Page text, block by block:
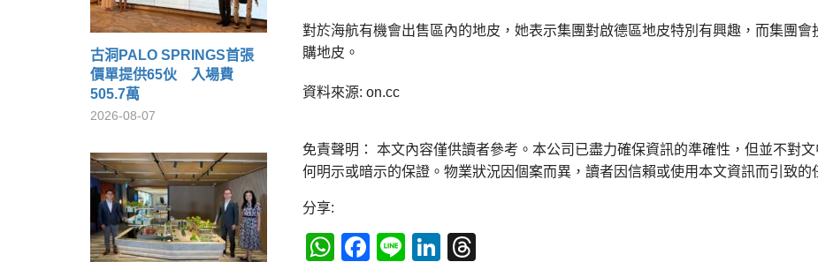
古洞PALO SPRINGS首張
價單提供65伙 入場費
505.7萬
2026-08-07
對於海航有機會出售區內的地皮，她表示集團對啟德區地皮特別有興趣，而集團
購地皮。
資料來源: on.cc
免責聲明： 本文內容僅供讀者參考。本公司已盡力確保資訊的準確性，但並不對
何明示或暗示的保證。物業狀況因個案而異，讀者因信賴或使用本文資訊而引致的
分享:
WhatsApp
Facebook
LineLinkedIn